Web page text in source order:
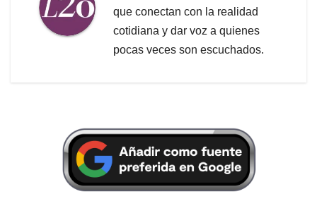
que conectan con la realidad
cotidiana y dar voz a quienes
pocas veces son escuchados.